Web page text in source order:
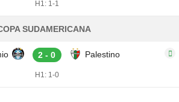
H1: 1-1
SUDAMERICANA
2 - 0 Palestino
H1: 1-0